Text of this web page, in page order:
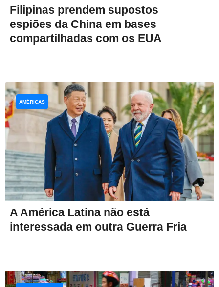
Filipinas prendem supostos
espiões da China em bases
compartilhadas com os EUA
A América Latina não está
interessada em outra Guerra Fria
AMÉRICAS